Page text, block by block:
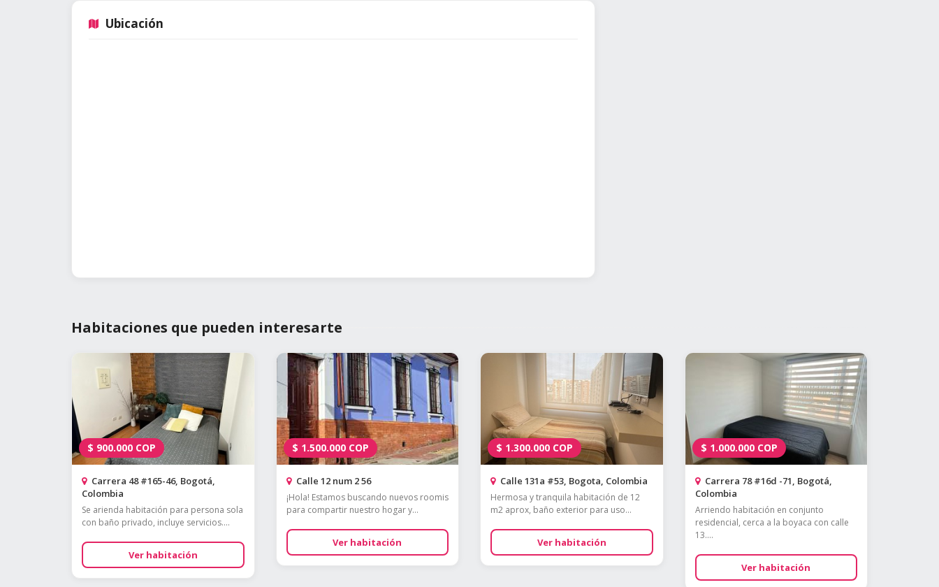
Ubicación
Habitaciones que pueden interesarte
$ 900.000 COP
Carrera 48 #165-46, Bogotá,
Colombia
Se arienda habitación para persona sola
con baño privado, incluye servicios....
Ver habitación
$ 1.500.000 COP
Calle 12 num 2 56
¡Hola! Estamos buscando nuevos roomis
para compartir nuestro hogar y...
Ver habitación
$ 1.300.000 COP
Calle 131a #53, Bogota, Colombia
Hermosa y tranquila habitación de 12
m2 aprox, baño exterior para uso...
Ver habitación
$ 1.000.000 COP
Carrera 78 #16d -71, Bogotá,
Colombia
Arriendo habitación en conjunto
residencial, cerca a la boyaca con calle
13....
Ver habitación